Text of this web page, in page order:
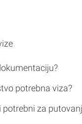
potrebna viza?
za